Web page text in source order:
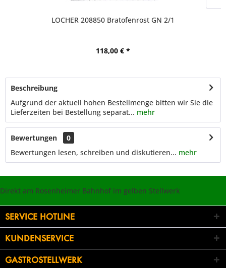
LOCHER 208850 Bratofenrost GN 2/1
118,00 € *
Beschreibung
Aufgrund der aktuell hohen Bestellmenge bitten wir Sie die
Lieferzeiten bei Bestellung separat... mehr
Bewertungen
0
Bewertungen lesen, schreiben und diskutieren... mehr
Direkt am Rosenheimer Bahnhof im gelben Stellwerk
SERVICE HOTLINE
KUNDENSERVICE
GASTROSTELLWERK